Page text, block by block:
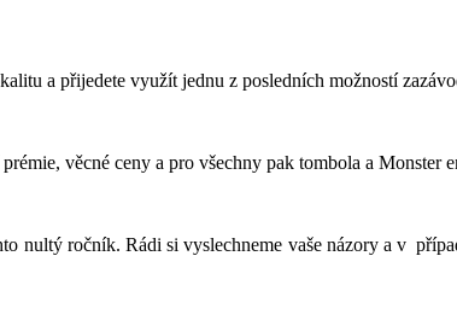
a přijedete využít jednu z posledních možností
věcné ceny a pro všechny pak tombola a Monster
nultý ročník. Rádi si vyslechneme vaše názory a v